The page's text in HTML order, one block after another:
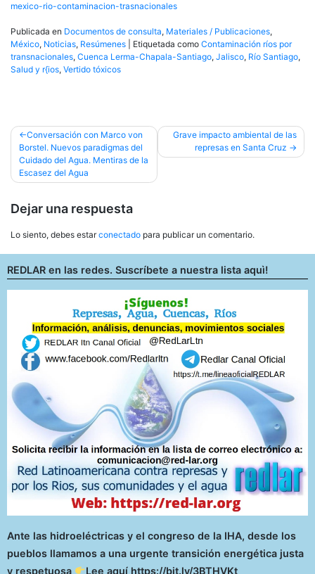
mexico-rio-contaminacion-trasnacionales
Publicada en Documentos de consulta, Materiales / Publicaciones,
México, Noticias, Resúmenes Etiquetada como Contaminación ríos por
transnacionales, Cuenca Lerma-Chapala-Santiago, Jalisco, Río Santiago,
Salud y r{ios, Vertido tóxicos
Navegación
de
entradas
Conversación con Marco von
Borstel. Nuevos paradigmas del
Cuidado del Agua. Mentiras de la
Escasez del Agua
Grave impacto ambiental de las
represas en Santa Cruz
Dejar una respuesta
Lo siento, debes estarconectado para publicar un comentario.
REDLAR en las redes. Suscríbete a nuestra lista aquì!
Ante las hidroeléctricas y el congreso de la IHA, desde los
pueblos llamamos a una urgente transición energética justa
y respetuosa
Lee aquí https://bit.ly/3BTHVKt